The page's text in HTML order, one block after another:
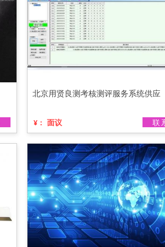
北京用贤良测考核测评服务系统供应
¥： 面议 联